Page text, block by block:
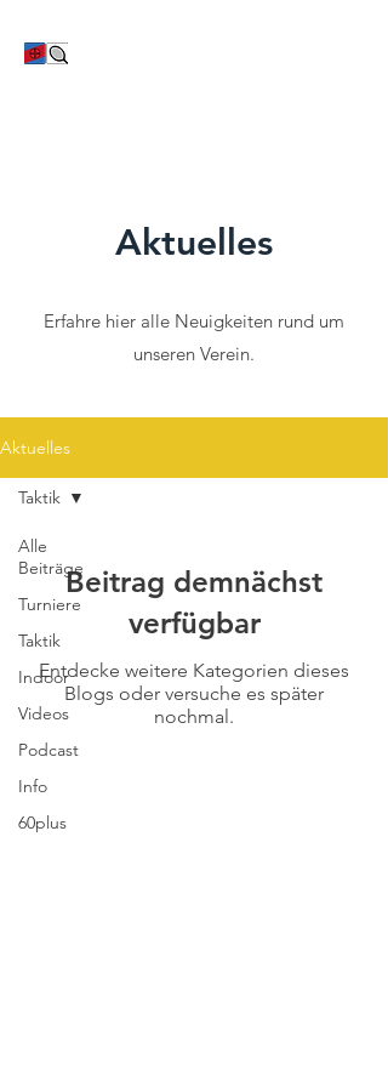
Aktuelles
Erfahre hier alle Neuigkeiten rund um
unseren Verein.
Aktuelles
Alle
Beiträge
Turniere
Taktik
Indoor
Videos
Podcast
Info
60plus
Taktik
Beitrag demnächst
verfügbar
Entdecke weitere Kategorien dieses
Blogs oder versuche es später
nochmal.